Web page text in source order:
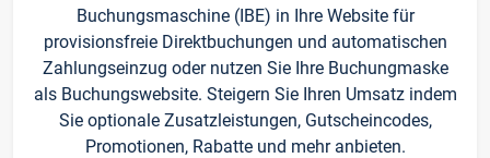
Buchungsmaschine (IBE) in Ihre Website für
provisionsfreie Direktbuchungen und automatischen
Zahlungseinzug oder nutzen Sie Ihre Buchungmaske
als Buchungswebsite. Steigern Sie Ihren Umsatz indem
Sie optionale Zusatzleistungen, Gutscheincodes,
Promotionen, Rabatte und mehr anbieten.